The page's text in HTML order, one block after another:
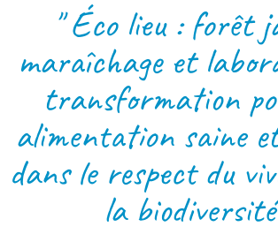
" Éco lieu : forêt
maraîchage et
transformation
alimentation saine
dans le respect du
la